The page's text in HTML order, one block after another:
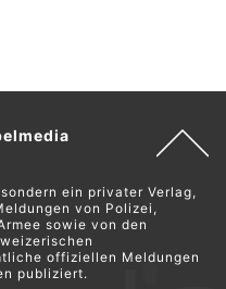
ein privater Verlag,
von Polizei,
sowie von den
offiziellen Meldungen
publiziert.